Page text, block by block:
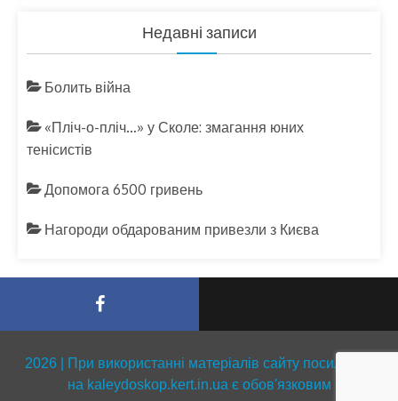
Недавні записи
Болить війна
«Пліч-о-пліч…» у Сколе: змагання юних
тенісистів
Допомога 6500 гривень
Нагороди обдарованим привезли з Києва
2026 | При використанні матеріалів сайту посилання
на kaleydoskop.kert.in.ua є обов'язковим